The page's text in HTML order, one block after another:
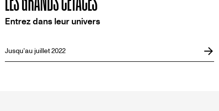
Entrez dans leur univers
Jusqu'au juillet 2022